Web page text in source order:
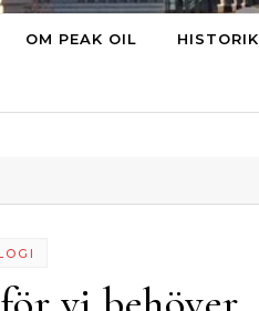
OM PEAK OIL HISTORIK